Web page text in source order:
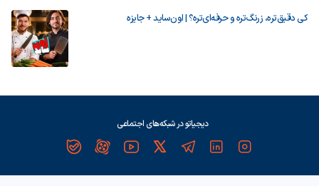
کی دقیق‌تره، زرنگ‌تره و حرفه‌ای‌تره؟ | اون‌ساید + جایزه
دیجیاتو در شبکه‌های اجتماعی